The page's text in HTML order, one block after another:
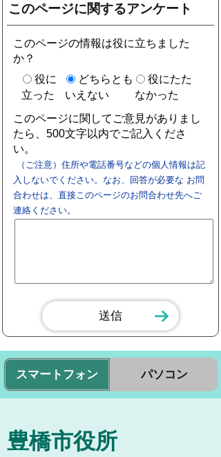
このページに関するアンケート
このページの情報は役に立ちました
か？
役に
立った
どちらとも
いえない
役にたた
なかった
このページに関してご意見がありまし
たら、500文字以内でご記入くださ
い。
（ご注意）住所や電話番号などの個人情報は記
入しないでください。なお、回答が必要な お問
合わせは、直接このページのお問合わせ先へご
連絡ください。
スマートフォン パソコン
豊橋市役所